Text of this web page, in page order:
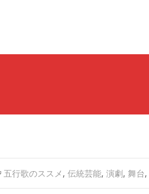
五行歌のススメ , 伝統芸能, 演劇, 舞台,